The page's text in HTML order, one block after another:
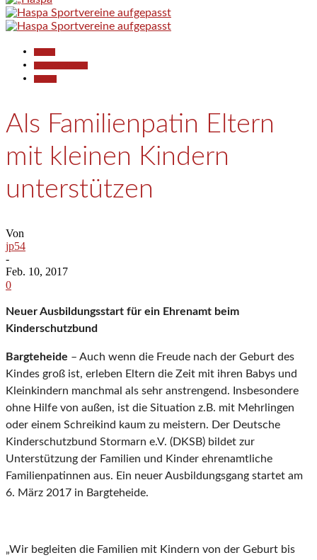
Als Familienpatin Eltern
mit kleinen Kindern
unterstützen
Von
jp54
-
Feb. 10, 2017
0
Neuer Ausbildungsstart für ein Ehrenamt beim
Kinderschutzbund
Bargteheide – Auch wenn die Freude nach der Geburt des
Kindes groß ist, erleben Eltern die Zeit mit ihren Babys und
Kleinkindern manchmal als sehr anstrengend. Insbesondere
ohne Hilfe von außen, ist die Situation z.B. mit Mehrlingen
oder einem Schreikind kaum zu meistern. Der Deutsche
Kinderschutzbund Stormarn e.V. (DKSB) bildet zur
Unterstützung der Familien und Kinder ehrenamtliche
Familienpatinnen aus. Ein neuer Ausbildungsgang startet am
6. März 2017 in Bargteheide.
„Wir begleiten die Familien mit Kindern von der Geburt bis